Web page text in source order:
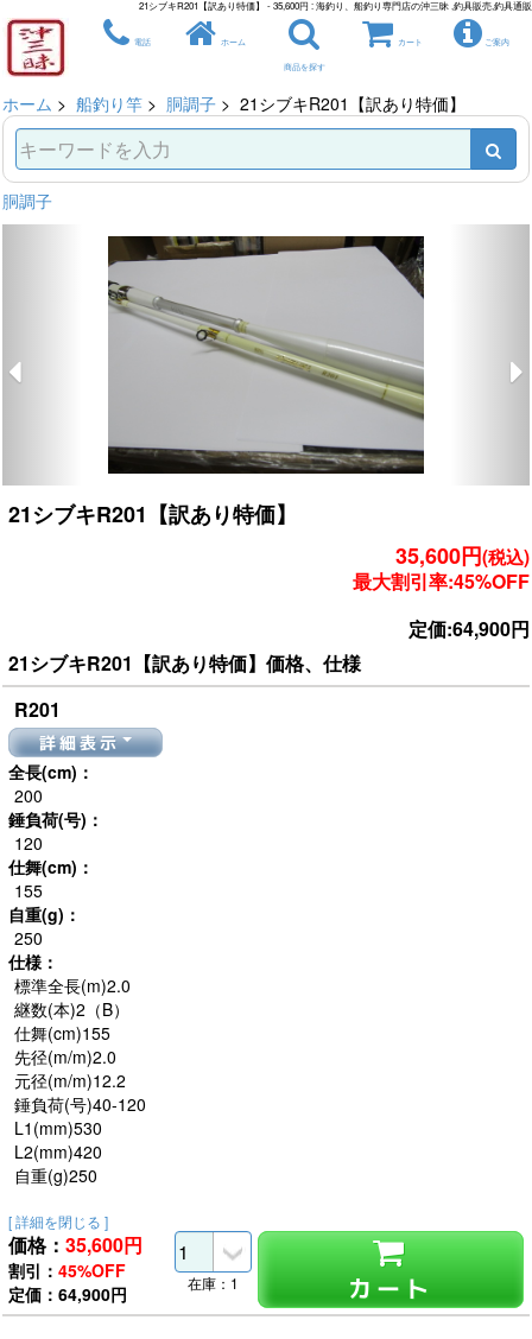
21シブキR201【訳あり特価】 - 35,600円 : 海釣り、船釣り専門店の沖三昧 ,釣具販売,釣具通販
電話 ホーム
商品を探す
カート ご案内
ホーム > 船釣り竿 > 胴調子 > 21シブキR201【訳あり特価】
胴調子
21シブキR201【訳あり特価】
35,600円(税込)
最大割引率:45%OFF
定価:64,900円
21シブキR201【訳あり特価】価格、仕様
R201
詳細表示
全長(cm)：
200
錘負荷(号)：
120
仕舞(cm)：
155
自重(g)：
250
仕様：
標準全長(m)2.0
継数(本)2（B）
仕舞(cm)155
先径(m/m)2.0
元径(m/m)12.2
錘負荷(号)40-120
L1(mm)530
L2(mm)420
自重(g)250
[ 詳細を閉じる ]
価格： 35,600円
割引： 45%OFF
定価：64,900円
カート
在庫：1